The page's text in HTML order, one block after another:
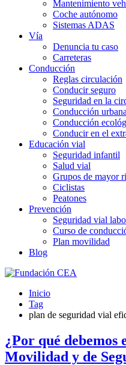
Mantenimiento
Coche autónomo
Sistemas ADAS
Vía
Denuncia tu caso
Carreteras
Conducción
Reglas circulación
Conducir seguro
Seguridad en la
Conducción urbana
Conducción
Conducir en el
Educación vial
Seguridad infantil
Salud vial
Grupos de mayor
Ciclistas
Peatones
Prevención
Seguridad vial
Curso de
Plan movilidad
Blog
Inicio
Tag
plan de seguridad vial
¿Por qué
Movilidad y de